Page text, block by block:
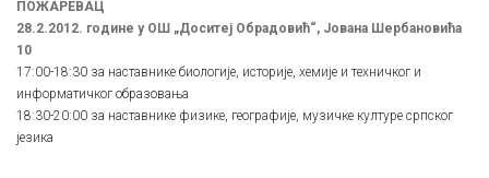
ПОЖАРЕВАЦ
28.2.2012. године у ОШ „Доситеј Обрадовић“, Јована Шербановића
10
17:00-18:30 за наставнике биологије, историје, хемије и техничког и
информатичког образовања
18:30-20:00 за наставнике физике, географије, музичке културе српског
језика